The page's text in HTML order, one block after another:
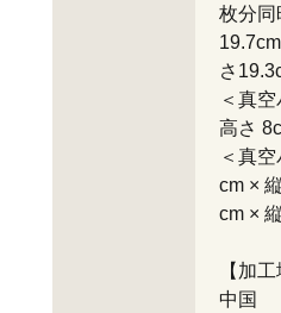
枚分同
さ
＜真
高さ
＜真
cm ×
cm ×
【加工
中国